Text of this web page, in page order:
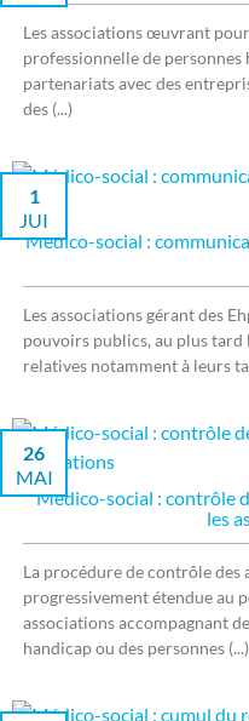
Les associations œuvrant
professionnelle de personnes
partenariats avec des
des (...)
Médico-social :
1
JUI
Les associations gérant des
pouvoirs publics, au plus
relatives notamment à leurs
Médico-social : contrôle
les
26
MAI
La procédure de contrôle
progressivement étendue au
associations accompagnant
handicap ou des personnes (...)